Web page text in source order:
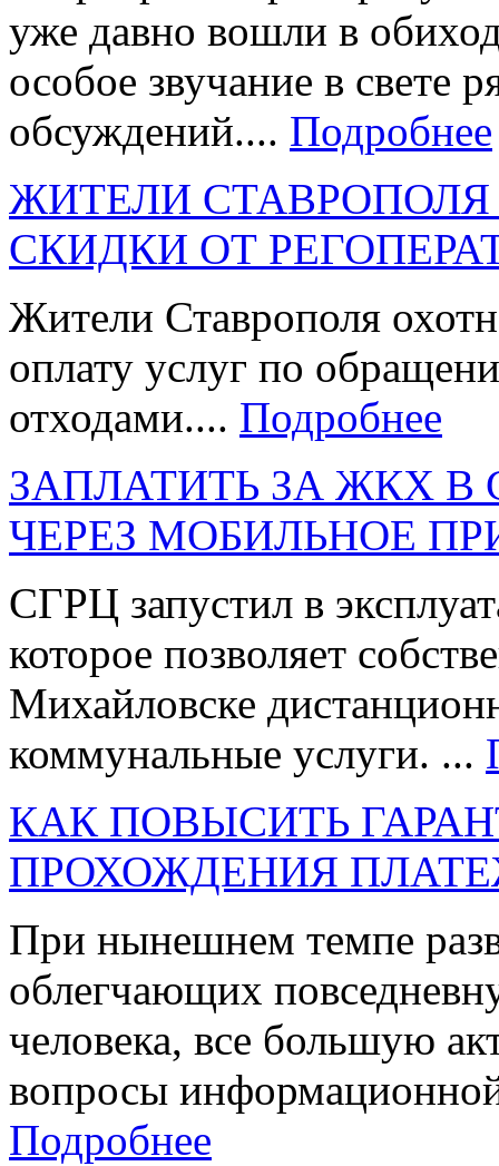
уже давно вошли в
особое звучание в свете
обсуждений.... Подробнее
ЖИТЕЛИ
СКИДКИ ОТ
Жители Ставрополя
оплату услуг по
отходами.... Подробнее
ЗАПЛАТИТЬ ЗА ЖКХ
ЧЕРЕЗ МОБИЛЬНОЕ
СГРЦ запустил в
которое позволяет
Михайловске
коммунальные услуги. ...
КАК ПОВЫСИТЬ
ПРОХОЖДЕНИЯ
При нынешнем темпе
облегчающих
человека, все большую
вопросы
Подробнее